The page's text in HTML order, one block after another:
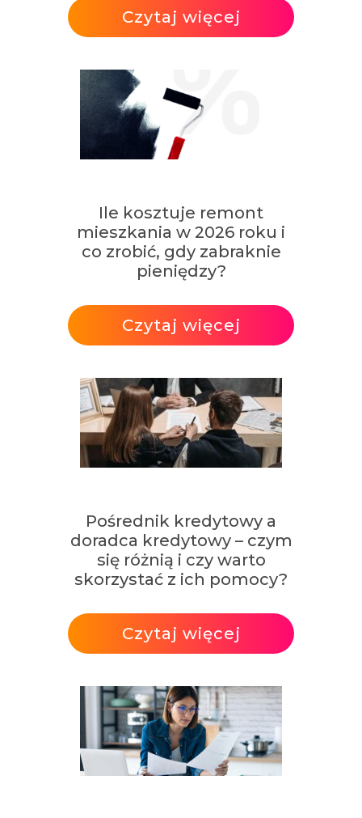
Czytaj więcej
Ile kosztuje remont
mieszkania w 2026 roku i
co zrobić, gdy zabraknie
pieniędzy?
Czytaj więcej
Pośrednik kredytowy a
doradca kredytowy – czym
się różnią i czy warto
skorzystać z ich pomocy?
Czytaj więcej